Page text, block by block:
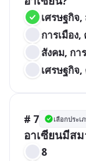
เศรษฐกิจ,
การเมือง
สังคม, กา
เศรษฐกิ
# 7 เลือกประเ
อาเซียนมีส
8